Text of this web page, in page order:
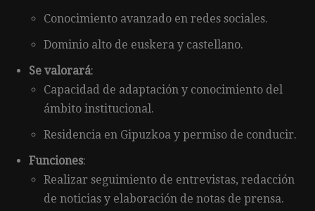
Conocimiento avanzado en redes sociales.
Dominio alto de euskera y castellano.
Se valorará:
Capacidad de adaptación y conocimiento del
ámbito institucional.
Residencia en Gipuzkoa y permiso de conducir.
Funciones:
Realizar seguimiento de entrevistas, redacción
de noticias y elaboración de notas de prensa.